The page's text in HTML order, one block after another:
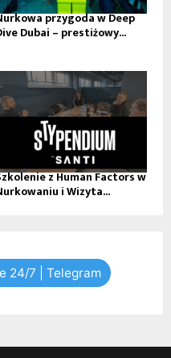
przygoda w Deep
Dubai – prestiżowy...
z Human Factors w
i Wizyta...
24/7 | Telegram